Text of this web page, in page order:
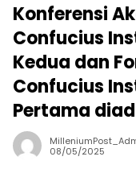
Konferensi
Confucius
Kedua dan
Confucius
Pertama
08/05/2025